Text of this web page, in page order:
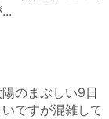
のまぶしい9日
ですが混雑して